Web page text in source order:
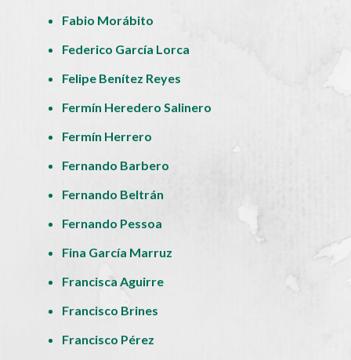
Fabio Morábito
Federico García Lorca
Felipe Benítez Reyes
Fermín Heredero Salinero
Fermín Herrero
Fernando Barbero
Fernando Beltrán
Fernando Pessoa
Fina García Marruz
Francisca Aguirre
Francisco Brines
Francisco Pérez